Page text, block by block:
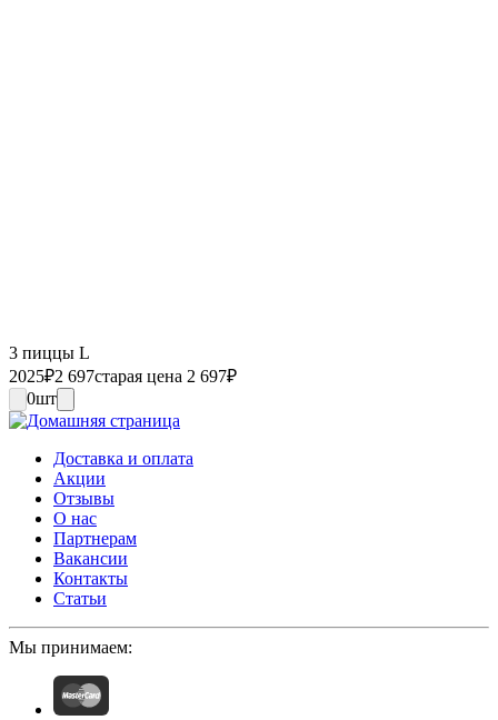
3 пиццы L
2025₽2 697старая цена 2 697₽
0шт
Доставка и оплата
Акции
Отзывы
О нас
Партнерам
Вакансии
Контакты
Статьи
Мы принимаем: